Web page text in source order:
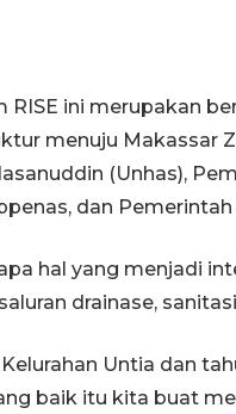
RISE ini merupakan
menuju Makassar
(Unhas),
dan
hal yang menjadi
drainase,
Untia dan
baik itu kita buat